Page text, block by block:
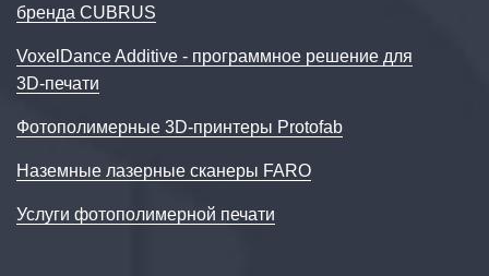
бренда CUBRUS
VoxelDance Additive - программное решение для
3D‑печати
Фотополимерные 3D-принтеры Protofab
Наземные лазерные сканеры FARO
Услуги фотополимерной печати